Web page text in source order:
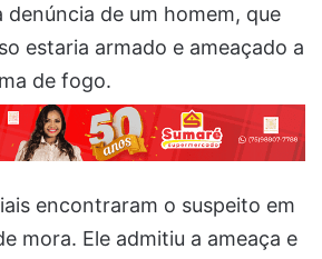
denúncia de um homem, que
estaria armado e ameaçado a
de fogo.
encontraram o suspeito em
mora. Ele admitiu a ameaça e